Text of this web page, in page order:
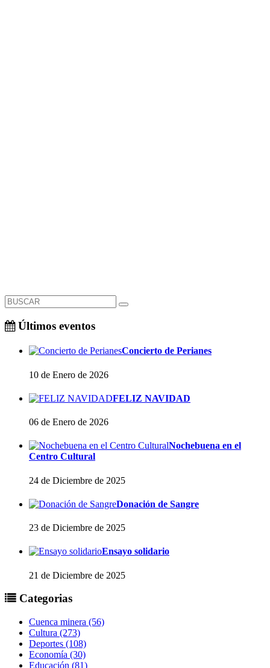
Últimos eventos
Concierto de Perianes
10 de Enero de 2026
FELIZ NAVIDAD
06 de Enero de 2026
Nochebuena en el
Centro Cultural
24 de Diciembre de 2025
Donación de Sangre
23 de Diciembre de 2025
Ensayo solidario
21 de Diciembre de 2025
Categorias
Cuenca minera (56)
Cultura (273)
Deportes (108)
Economía (30)
Educación (81)